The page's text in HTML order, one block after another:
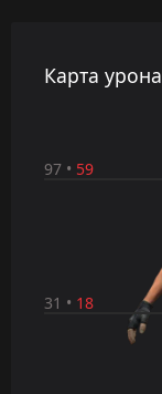
Карта урона
31 • 18
97 • 59